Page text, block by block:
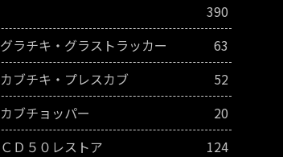
390
グラチキ・グラストラッカー
63
カブチキ・プレスカブ
52
カブチョッパー
20
ＣＤ５０レストア
124